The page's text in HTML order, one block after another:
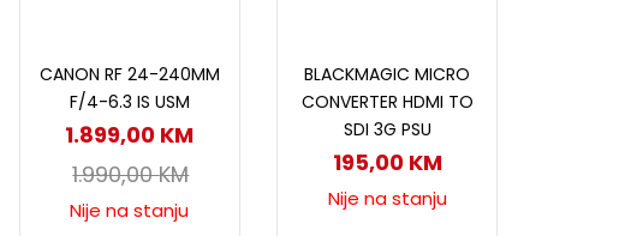
CANON RF 24-240MM
F/4-6.3 IS USM
1.899,00 KM
1.990,00KM
Nije na stanju
BLACKMAGIC MICRO
CONVERTER HDMI TO
SDI 3G PSU
195,00 KM
Nije na stanju